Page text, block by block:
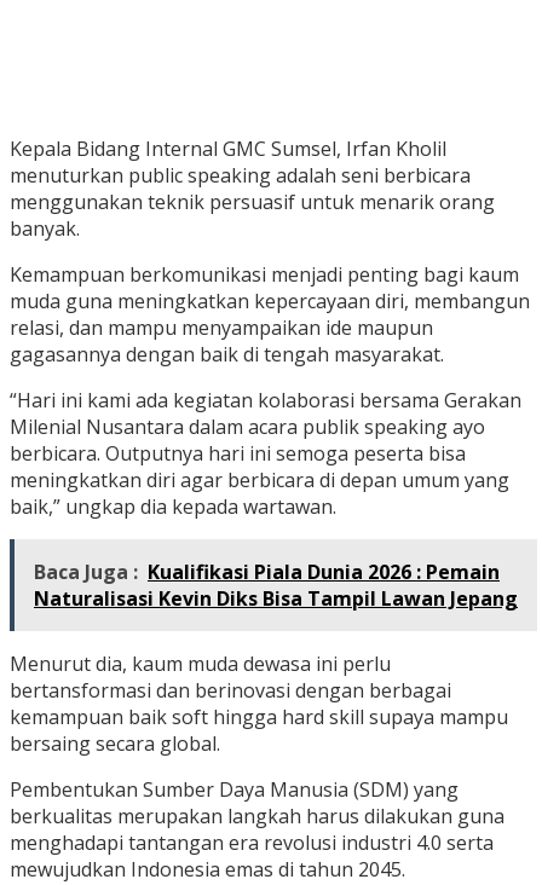
Kepala Bidang Internal GMC Sumsel, Irfan Kholil
menuturkan public speaking adalah seni berbicara
menggunakan teknik persuasif untuk menarik orang
banyak.
Kemampuan berkomunikasi menjadi penting bagi kaum
muda guna meningkatkan kepercayaan diri, membangun
relasi, dan mampu menyampaikan ide maupun
gagasannya dengan baik di tengah masyarakat.
“Hari ini kami ada kegiatan kolaborasi bersama Gerakan
Milenial Nusantara dalam acara publik speaking ayo
berbicara. Outputnya hari ini semoga peserta bisa
meningkatkan diri agar berbicara di depan umum yang
baik,” ungkap dia kepada wartawan.
Baca Juga : Kualifikasi Piala Dunia 2026 : Pemain
Naturalisasi Kevin Diks Bisa Tampil Lawan Jepang
Menurut dia, kaum muda dewasa ini perlu
bertansformasi dan berinovasi dengan berbagai
kemampuan baik soft hingga hard skill supaya mampu
bersaing secara global.
Pembentukan Sumber Daya Manusia (SDM) yang
berkualitas merupakan langkah harus dilakukan guna
menghadapi tantangan era revolusi industri 4.0 serta
mewujudkan Indonesia emas di tahun 2045.